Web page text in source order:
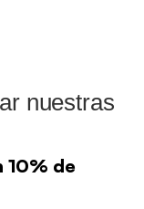
nuestras
10% de